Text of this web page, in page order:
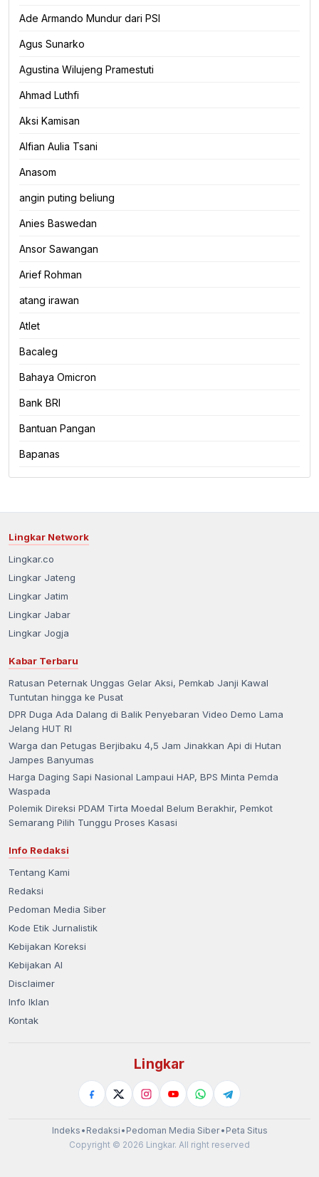
Ade Armando Mundur dari PSI
Agus Sunarko
Agustina Wilujeng Pramestuti
Ahmad Luthfi
Aksi Kamisan
Alfian Aulia Tsani
Anasom
angin puting beliung
Anies Baswedan
Ansor Sawangan
Arief Rohman
atang irawan
Atlet
Bacaleg
Bahaya Omicron
Bank BRI
Bantuan Pangan
Bapanas
Lingkar Network
Lingkar.co
Lingkar Jateng
Lingkar Jatim
Lingkar Jabar
Lingkar Jogja
Kabar Terbaru
Ratusan Peternak Unggas Gelar Aksi, Pemkab Janji Kawal
Tuntutan hingga ke Pusat
DPR Duga Ada Dalang di Balik Penyebaran Video Demo Lama
Jelang HUT RI
Warga dan Petugas Berjibaku 4,5 Jam Jinakkan Api di Hutan
Jampes Banyumas
Harga Daging Sapi Nasional Lampaui HAP, BPS Minta Pemda
Waspada
Polemik Direksi PDAM Tirta Moedal Belum Berakhir, Pemkot
Semarang Pilih Tunggu Proses Kasasi
Info Redaksi
Tentang Kami
Redaksi
Pedoman Media Siber
Kode Etik Jurnalistik
Kebijakan Koreksi
Kebijakan AI
Disclaimer
Info Iklan
Kontak
Lingkar
Indeks • Redaksi • Pedoman Media Siber• Peta Situs
Copyright © 2026 Lingkar. All right reserved